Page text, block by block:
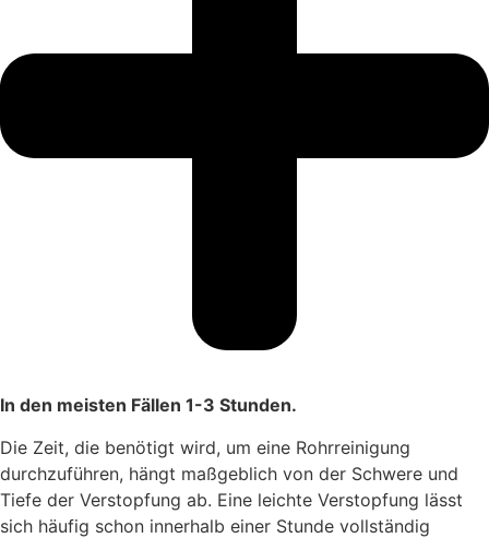
In den meisten Fällen 1-3 Stunden.
Die Zeit, die benötigt wird, um eine Rohrreinigung
durchzuführen, hängt maßgeblich von der Schwere und
Tiefe der Verstopfung ab. Eine leichte Verstopfung lässt
sich häufig schon innerhalb einer Stunde vollständig